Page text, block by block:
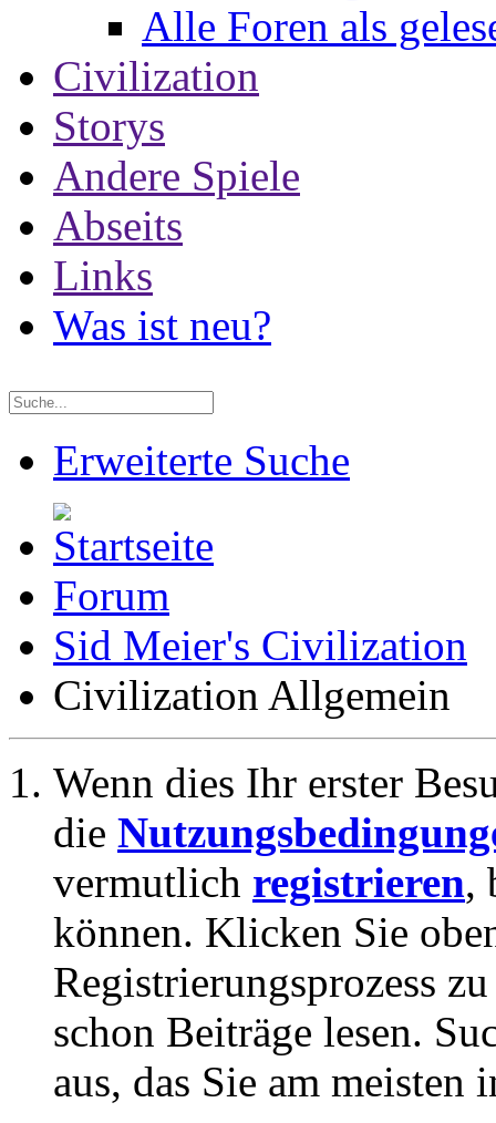
Alle Foren als
Civilization
Storys
Andere Spiele
Abseits
Links
Was ist neu?
Erweiterte Suche
Forum
Sid Meier's Civilization
Civilization Allgemein
Wenn dies Ihr erster
die
vermutlich registrieren,
können. Klicken Sie
Registrierungsprozess
schon Beiträge lesen.
aus, das Sie am meisten